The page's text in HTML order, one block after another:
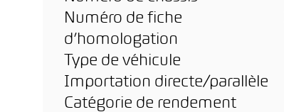
Numéro de fiche
d’homologation
Type de véhicule
Importation directe/parallèle
Catégorie de rendement